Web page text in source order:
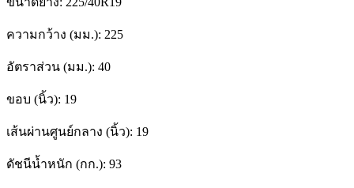
ความกว้าง (มม.): 225
อัตราส่วน (มม.): 40
ขอบ (นิ้ว): 19
เส้นผ่านศูนย์กลาง (นิ้ว): 19
ดัชนีน้ำหนัก (กก.): 93